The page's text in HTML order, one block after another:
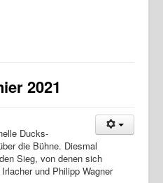
2021
Ducks-
die Bühne. Diesmal
Sieg, von denen sich
und Philipp Wagner